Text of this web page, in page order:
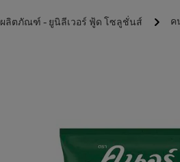
ผลิตภัณฑ์ - ยูนิลีเวอร์ ฟู้ด โซลูชั่นส์ ค